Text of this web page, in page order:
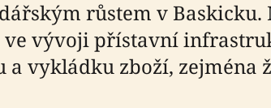
růstem v
vývoji přístavní
vykládku zboží,